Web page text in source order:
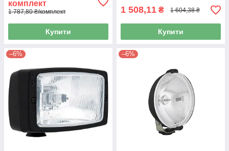
комплект
1 787,80 ₴/комплект
Купити
1 508,11 ₴ 1 604,38 ₴
Купити
–6% –6%